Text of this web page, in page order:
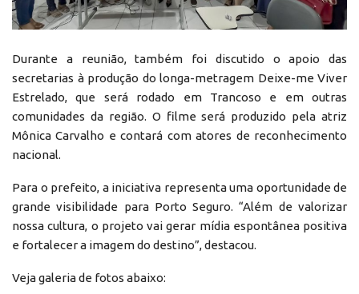
Durante a reunião, também foi discutido o apoio das
secretarias à produção do longa-metragem Deixe-me Viver
Estrelado, que será rodado em Trancoso e em outras
comunidades da região. O filme será produzido pela atriz
Mônica Carvalho e contará com atores de reconhecimento
nacional.
Para o prefeito, a iniciativa representa uma oportunidade de
grande visibilidade para Porto Seguro. “Além de valorizar
nossa cultura, o projeto vai gerar mídia espontânea positiva
e fortalecer a imagem do destino”, destacou.
Veja galeria de fotos abaixo: